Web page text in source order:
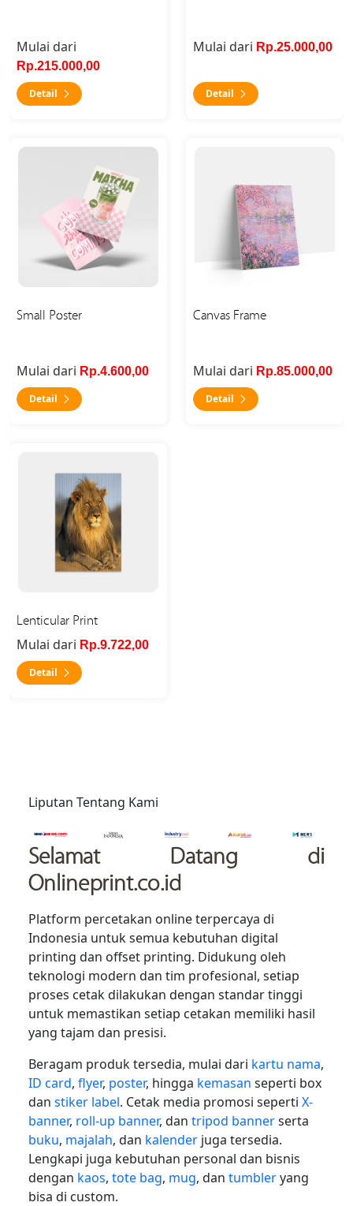
Mulai dari
Rp.215.000,00
Detail
Mulai dari Rp.25.000,00
Detail
Small Poster
Mulai dari Rp.4.600,00
Detail
Detail Small Poster
Canvas Frame
Mulai dari Rp.85.000,00
Detail
Lenticular Print
Mulai dari Rp.9.722,00
Detail
Liputan Tentang Kami
Selamat Datang di
Onlineprint.co.id
Platform percetakan online terpercaya di
Indonesia untuk semua kebutuhan digital
printing dan offset printing. Didukung oleh
teknologi modern dan tim profesional, setiap
proses cetak dilakukan dengan standar tinggi
untuk memastikan setiap cetakan memiliki hasil
yang tajam dan presisi.
Beragam produk tersedia, mulai dari kartu nama,
ID card, flyer, poster, hingga kemasan seperti box
dan stiker label. Cetak media promosi seperti X-
banner, roll-up banner, dan tripod bannerserta
buku, majalah, dan kalender juga tersedia.
Lengkapi juga kebutuhan personal dan bisnis
dengan kaos, tote bag, mug, dan tumbleryang
bisa di custom.